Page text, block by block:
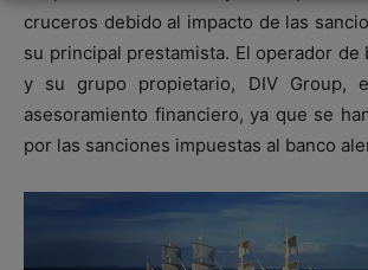
cruceros debido al impacto de las
su principal prestamista. El operador de
y su grupo propietario, DIV Group,
asesoramiento financiero, ya que se
por las sanciones impuestas al banco